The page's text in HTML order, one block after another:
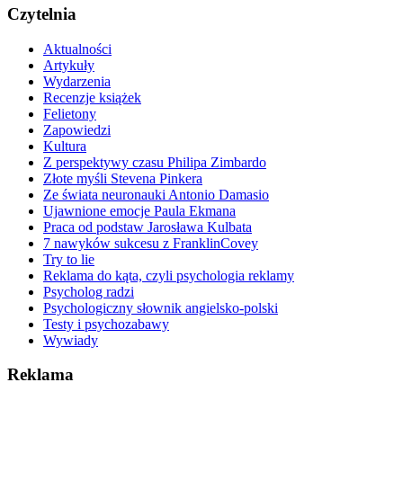
Czytelnia
Aktualności
Artykuły
Wydarzenia
Recenzje książek
Felietony
Zapowiedzi
Kultura
Z perspektywy czasu Philipa Zimbardo
Złote myśli Stevena Pinkera
Ze świata neuronauki Antonio Damasio
Ujawnione emocje Paula Ekmana
Praca od podstaw Jarosława Kulbata
7 nawyków sukcesu z FranklinCovey
Try to lie
Reklama do kąta, czyli psychologia reklamy
Psycholog radzi
Psychologiczny słownik angielsko-polski
Testy i psychozabawy
Wywiady
Reklama